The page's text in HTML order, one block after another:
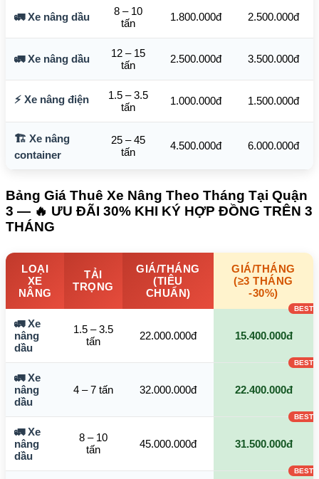
🚛 Xe nâng dầu
8 – 10
tấn
1.800.000đ 2.500.000đ
🚛 Xe nâng dầu
12 – 15
tấn
2.500.000đ 3.500.000đ
⚡ Xe nâng điện
1.5 – 3.5
tấn
1.000.000đ 1.500.000đ
🏗️ Xe nâng
container
25 – 45
tấn
4.500.000đ 6.000.000đ
Bảng Giá Thuê Xe Nâng Theo Tháng Tại Quận
3 — 🔥 ƯU ĐÃI 30% KHI KÝ HỢP ĐỒNG TRÊN 3
THÁNG
LOẠI
XE
NÂNG
TẢI
TRỌNG
GIÁ/THÁNG
(TIÊU
CHUẨN)
GIÁ/THÁNG
(≥3 THÁNG
-30%)
🚛 Xe
nâng
dầu
1.5 – 3.5
tấn
22.000.000đ 15.400.000đ
🚛 Xe
nâng
dầu
4 – 7 tấn 32.000.000đ 22.400.000đ
🚛 Xe
nâng
dầu
8 – 10
tấn
45.000.000đ 31.500.000đ